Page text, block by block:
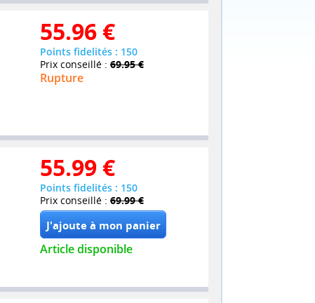
55.96 €
Points fidelités : 150
Prix conseillé : 69.95 €
Rupture
55.99 €
Points fidelités : 150
Prix conseillé : 69.99 €
Article disponible